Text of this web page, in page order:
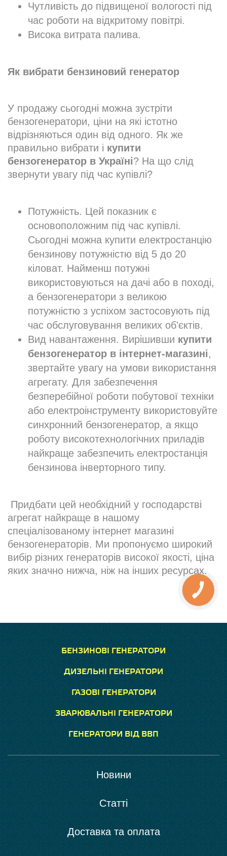
Чутливість до підвищеної вологості під
час роботи на відкритому повітрі.
Висока витрата палива.
Як вибрати бензиновий генератор
У продажу сьогодні можна зустріти
бензогенератори, ціни на які істотно
відрізняються один від одного. Як же
правильно вибрати і купити
бензогенератор в Україні? На що слід
звернути увагу під час купівлі?
Потужність. Цей показник є
основоположним під час купівлі.
Сьогодні можна купити електростанцію
бензинову потужністю від 5 до 20
кіловат. Найменш потужні
використовуються на дачі або в поході,
а бензогенератори з великою
потужністю з успіхом застосовують під
час обслуговування великих об'єктів.
Вид навантаження. Вирішивши купити
бензогенератор в інтернет-магазині,
звертайте увагу на умови використання
агрегату. Для забезпечення
безперебійної роботи побутової техніки
або електроінструменту використовуйте
синхронний бензогенератор, а якщо
роботу високотехнологічних приладів
найкраще забезпечить електростанція
бензинова інверторного типу.
Придбати цей необхідний у господарстві
агрегат найкраще в нашому
спеціалізованому інтернет магазині
бензогенераторів. Ми пропонуємо широкий
вибір різних генераторів високої якості, ціна
яких значно нижча, ніж на інших ресурсах.
БЕНЗИНОВІ ГЕНЕРАТОРИ
ДИЗЕЛЬНІ ГЕНЕРАТОРИ
ГАЗОВІ ГЕНЕРАТОРИ
ЗВАРЮВАЛЬНІ ГЕНЕРАТОРИ
ГЕНЕРАТОРИ ВІД ВВП
Новини
Статті
Доставка та оплата